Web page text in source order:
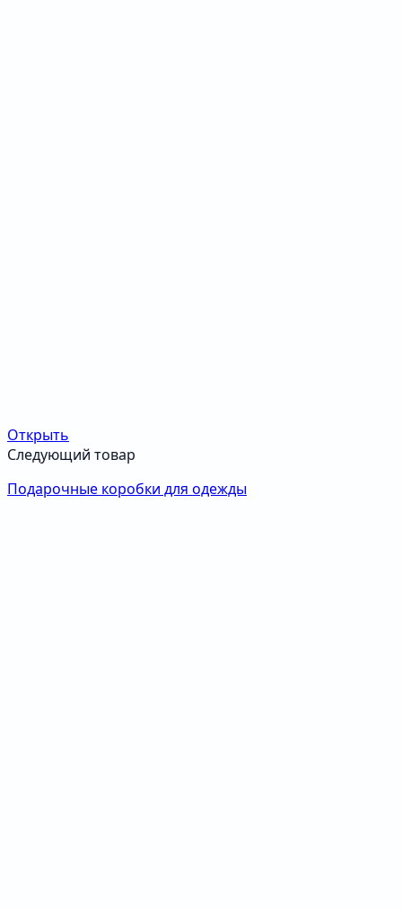
Открыть
Следующий товар
Подарочные коробки для одежды